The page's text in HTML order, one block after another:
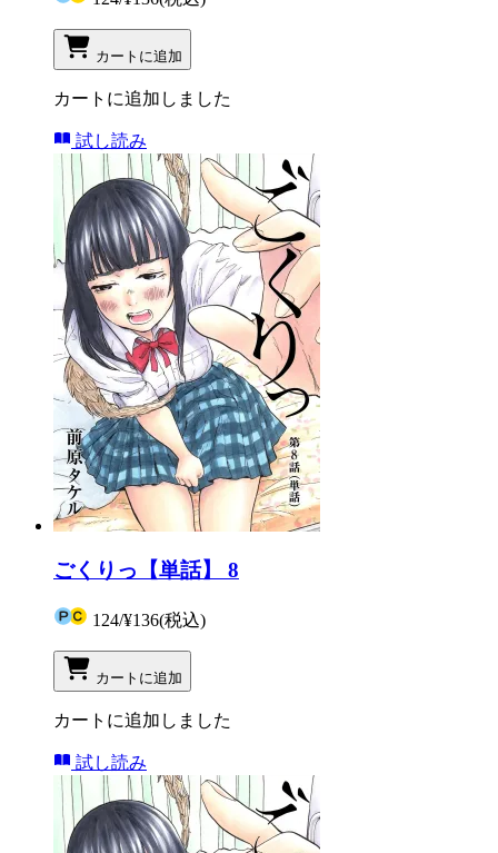
カートに追加
カートに追加しました
試し読み
ごくりっ【単話】 8
124/¥136(税込)
カートに追加
カートに追加しました
試し読み